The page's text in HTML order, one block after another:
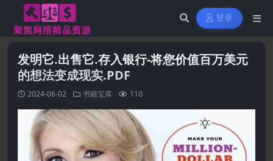
登录
发明它.出售它.存入银行-将您价值百万美元
的想法变成现实.PDF
2024-06-02 书籍宝库 110